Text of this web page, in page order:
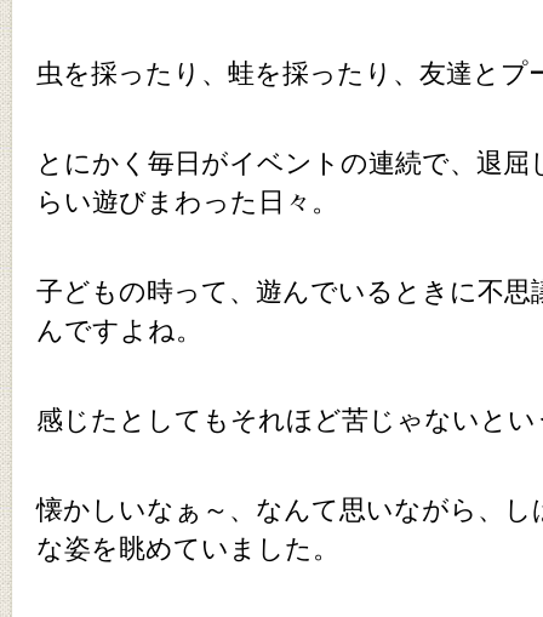
虫を採ったり、蛙を採ったり、友達とプ
とにかく毎日がイベントの連続で、退
らい遊びまわった日々。
子どもの時って、遊んでいるときに不思
んですよね。
感じたとしてもそれほど苦じゃないとい
懐かしいなぁ～、なんて思いながら、
な姿を眺めていました。